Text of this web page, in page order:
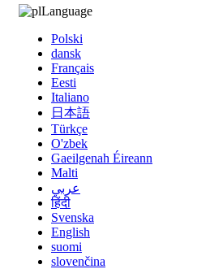
Language
Polski
dansk
Français
Eesti
Italiano
日本語
Türkçe
O'zbek
Gaeilgenah Éireann
Malti
عربي
हिंदी
Svenska
English
suomi
slovenčina